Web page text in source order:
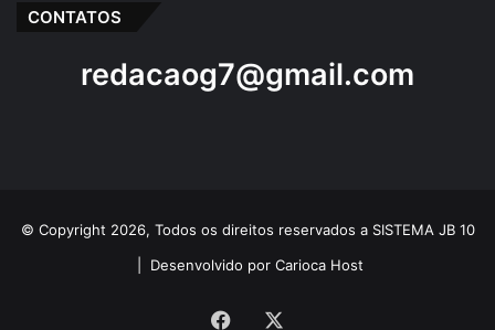
CONTATOS
redacaog7@gmail.com
© Copyright 2026, Todos os direitos reservados a SISTEMA JB 10
Desenvolvido por Carioca Host
Facebook